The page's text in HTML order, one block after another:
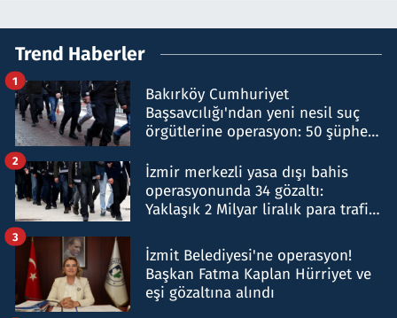
Trend Haberler
Bakırköy Cumhuriyet
Başsavcılığı'ndan yeni nesil suç
örgütlerine operasyon: 50 şüpheli
1
İzmir merkezli yasa dışı bahis
operasyonunda 34 gözaltı:
Yaklaşık 2 Milyar liralık para trafiği
2
İzmit Belediyesi'ne operasyon!
Başkan Fatma Kaplan Hürriyet ve
eşi gözaltına alındı
3